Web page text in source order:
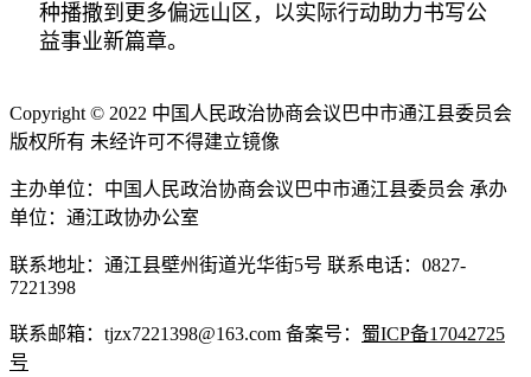
种播撒到更多偏远山区，以实际行动助力书写公
益事业新篇章。
Copyright © 2022 中国人民政治协商会议巴中市通江县委员会
版权所有 未经许可不得建立镜像
主办单位：中国人民政治协商会议巴中市通江县委员会 承办
单位：通江政协办公室
联系地址：通江县壁州街道光华街5号 联系电话：0827-
7221398
联系邮箱：tjzx7221398@163.com 备案号： 蜀ICP备17042725
号